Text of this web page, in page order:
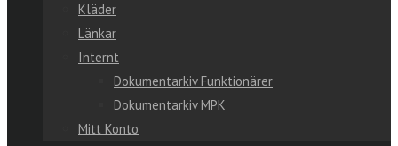
Kläder
Länkar
Internt
Dokumentarkiv Funktionärer
Dokumentarkiv MPK
Mitt Konto